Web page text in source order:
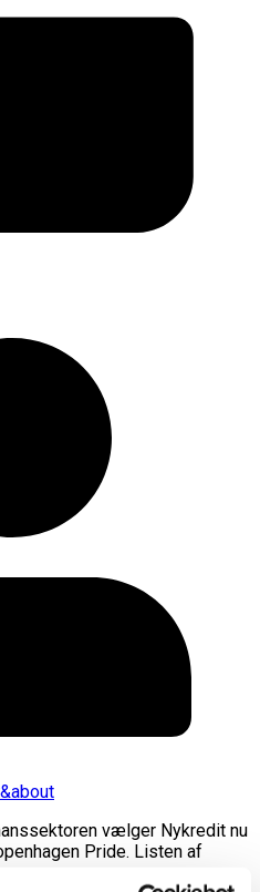
vælger Nykredit nu
Pride. Listen af